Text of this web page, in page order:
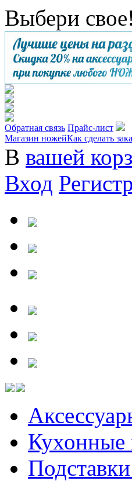
Выбери свое!
Обратная связь Прайс-лист
Магазин ножейКак сделать
В вашей
Вход